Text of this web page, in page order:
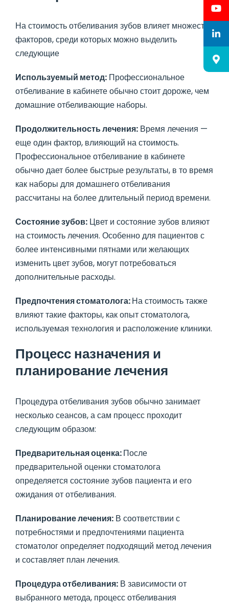
На стоимость отбеливания зубов влияет множество
факторов, среди которых можно выделить
следующие
Используемый метод: Профессиональное
отбеливание в кабинете обычно стоит дороже, чем
домашние отбеливающие наборы.
Продолжительность лечения: Время лечения —
еще один фактор, влияющий на стоимость.
Профессиональное отбеливание в кабинете
обычно дает более быстрые результаты, в то время
как наборы для домашнего отбеливания
рассчитаны на более длительный период времени.
Состояние зубов: Цвет и состояние зубов влияют
на стоимость лечения. Особенно для пациентов с
более интенсивными пятнами или желающих
изменить цвет зубов, могут потребоваться
дополнительные расходы.
Предпочтения стоматолога:На стоимость также
влияют такие факторы, как опыт стоматолога,
используемая технология и расположение клиники.
Процесс назначения и
планирование лечения
Процедура отбеливания зубов обычно занимает
несколько сеансов, а сам процесс проходит
следующим образом:
Предварительная оценка:После
предварительной оценки стоматолога
определяется состояние зубов пациента и его
ожидания от отбеливания.
Планирование лечения: В соответствии с
потребностями и предпочтениями пациента
стоматолог определяет подходящий метод лечения
и составляет план лечения.
Процедура отбеливания: В зависимости от
выбранного метода, процесс отбеливания